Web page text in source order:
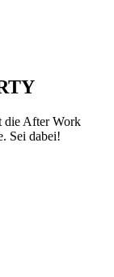
die After Work
Sei dabei!